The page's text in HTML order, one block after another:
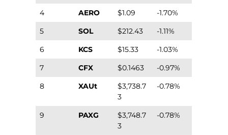
4
AERO $1.09
-1.70%
5
SOL $212.43
-1.11%
6
KCS $15.33
-1.03%
7
CFX $0.1463
-0.97%
8
XAUt
$3,738.7
3
-0.78%
9 PAXG
$3,748.7
3
-0.78%